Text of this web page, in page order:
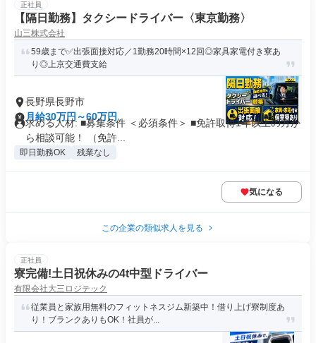
正社員
【隔日勤務】タクシードライバー〈東京勤務〉
山三株式会社
59歳まで✅出張面接対応／1勤務20時間×12回◎家具家電付き寮あ
り◎上京交通費支給
長野県長野市
月給30万円～60万円
求める人材: ■募集条件 ＜必須条件＞ ■免許取得1年以上の方か
ら相談可能！ （免許...
即日勤務OK 残業なし
気になる
この企業の類似求人を見る
正社員
寮完備!土日祝休みの4t中型ドライバー
有限会社大三ロジテック
従業員と家族用無料のフィットネスジム新築中！借り上げ寮制度あ
り！ブランクありもOK！社員が...